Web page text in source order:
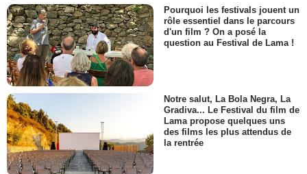
Pourquoi les festivals jouent un
rôle essentiel dans le parcours
d'un film ? On a posé la
question au Festival de Lama !
Notre salut, La Bola Negra, La
Gradiva... Le Festival du film de
Lama propose quelques uns
des films les plus attendus de
la rentrée